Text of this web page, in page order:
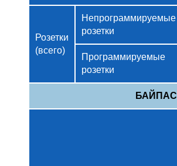
Розетки
(всего)
Непрограммируемые
розетки
Программируемые
розетки
БАЙПАС